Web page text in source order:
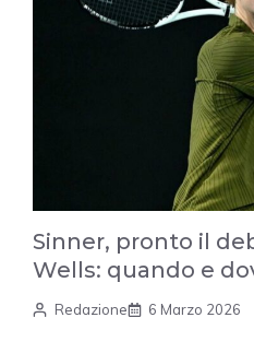
Sinner, pronto il
Wells: quando e
Redazione 6 Marzo 2026